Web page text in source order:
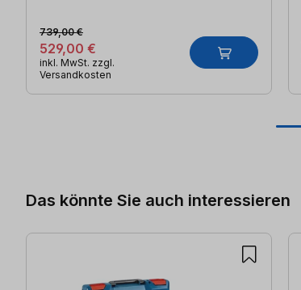
529,00 €
739,00 €
inkl. MwSt. zzgl.
Versandkosten
Das könnte Sie auch interessieren